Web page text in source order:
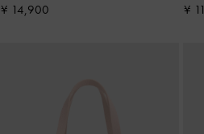
¥ 14,900 ¥